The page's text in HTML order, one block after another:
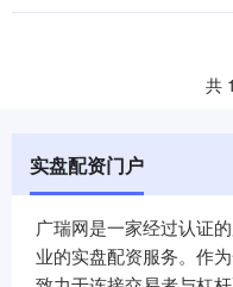
共
实盘配资门户
广瑞网是一家经过认证
业的实盘配资服务。作